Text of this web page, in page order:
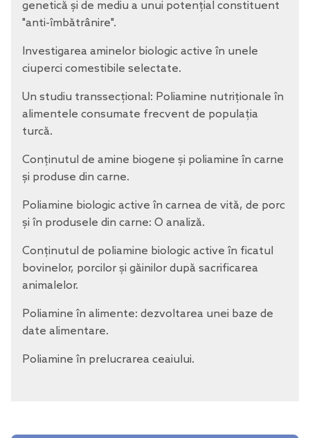
genetică și de mediu a unui potențial constituent
"anti-îmbătrânire".
Investigarea aminelor biologic active în unele
ciuperci comestibile selectate.
Un studiu transsecțional: Poliamine nutriționale în
alimentele consumate frecvent de populația
turcă.
Conținutul de amine biogene și poliamine în carne
și produse din carne.
Poliamine biologic active în carnea de vită, de porc
și în produsele din carne: O analiză.
Conținutul de poliamine biologic active în ficatul
bovinelor, porcilor și găinilor după sacrificarea
animalelor.
Poliamine în alimente: dezvoltarea unei baze de
date alimentare.
Poliamine în prelucrarea ceaiului.